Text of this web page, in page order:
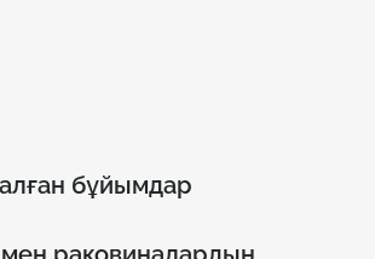
бұйымдар